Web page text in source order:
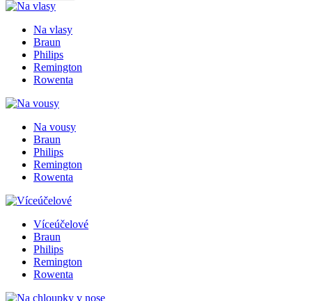
Na vlasy
Braun
Philips
Remington
Rowenta
Na vousy
Braun
Philips
Remington
Rowenta
Víceúčelové
Braun
Philips
Remington
Rowenta